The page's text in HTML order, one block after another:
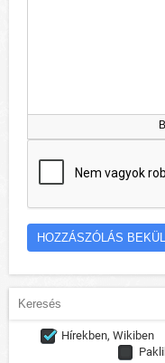
Hírekben, Wikiben